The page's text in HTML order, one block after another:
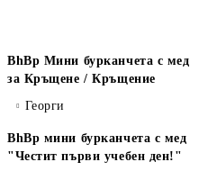
BhBp Мини бурканчета с мед
за Кръщене / Кръщение
Георги
BhBp мини бурканчета с мед
"Честит първи учебен ден!"